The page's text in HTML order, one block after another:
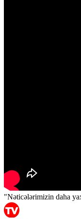
"Nəticələrimizin daha